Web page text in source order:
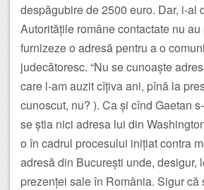
despăgubire de 2500 euro. Dar, i-al
Autoritățile române contactate nu au
furnizeze o adresă pentru a o
judecătoresc. “Nu se cunoaște
care l-am auzit cîțiva ani, pînă la
cunoscut, nu? ). Ca și cînd Gaetan
se știa nici adresa lui din
o în cadrul procesului inițiat contra
adresă din București unde, desigur,
prezenței sale în România. Sigur că